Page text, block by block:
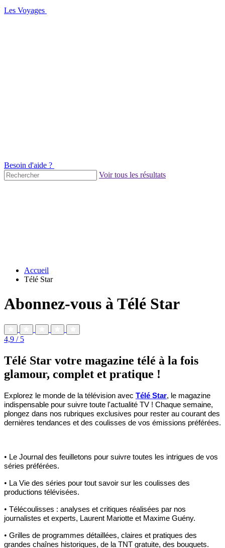
Les Voyages
Besoin d'aide ?
Voir tous les résultats
Accueil
Télé Star
Abonnez-vous à Télé Star
4,9 / 5
Télé Star votre magazine télé à la fois
glamour, complet et pratique !
Explorez le monde de la télévision avec Télé Star, le magazine
indispensable pour suivre toute l'actualité TV ! Chaque semaine,
plongez dans nos rubriques exclusives pour rester au courant des
dernières tendances et des coulisses de vos émissions préférées.
• Le Journal des feuilletons pour suivre toutes les intrigues de vos
séries préférées.
• La Vie des séries pour tout savoir sur les coulisses des
productions télévisées.
• Télécoulisses : analyses et critiques réalisées par nos
journalistes et experts, Laurent Mariotte et Maxime Guény.
• Grilles de programmes détaillées, claires et pratiques des
grandes chaînes historiques, de la TNT gratuite, des bouquets.